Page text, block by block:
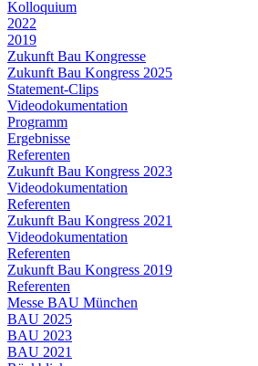
Kolloquium
2022
2019
Zukunft Bau Kongresse
Zukunft Bau Kongress 2025
Statement-Clips
Videodokumentation
Programm
Ergebnisse
Referenten
Zukunft Bau Kongress 2023
Videodokumentation
Referenten
Zukunft Bau Kongress 2021
Videodokumentation
Referenten
Zukunft Bau Kongress 2019
Referenten
Messe BAU München
BAU 2025
BAU 2023
BAU 2021